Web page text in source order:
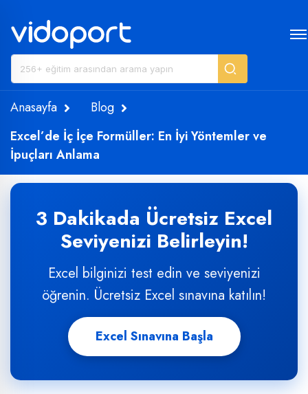
Anasayfa
Blog
Excel’de İç İçe Formüller: En İyi Yöntemler ve
İpuçları Anlama
3 Dakikada Ücretsiz Excel
Seviyenizi Belirleyin!
Excel bilginizi test edin ve seviyenizi
öğrenin. Ücretsiz Excel sınavına katılın!
Excel Sınavına Başla